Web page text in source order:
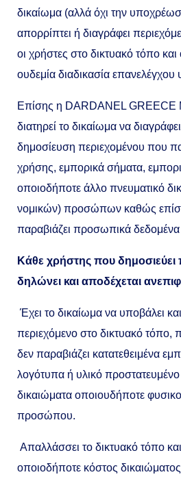
δικαίωμα (αλλά όχι την
απορρίπτει ή διαγράφει
οι χρήστες στο δικτυακό τόπο
ουδεμία διαδικασία επανελέγχου
Επίσης η DARDANEL
διατηρεί το δικαίωμα να
δημοσίευση περιεχομένου που
χρήσης, εμπορικά σήματα,
οποιοδήποτε άλλο πνευματικό
νομικών) προσώπων καθώς
παραβιάζει προσωπικά
Κάθε χρήστης που δημοσιεύει
δηλώνει και αποδέχεται
Έχει το δικαίωμα να υποβάλει
περιεχόμενο στο δικτυακό τόπο,
δεν παραβιάζει κατατεθειμένα
λογότυπα ή υλικό
δικαιώματα οποιουδήποτε
προσώπου.
Απαλλάσσει το δικτυακό τόπο
οποιοδήποτε κόστος